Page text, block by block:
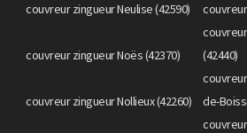
couvreur zingueur Neulise (42590)
couvreur zingueur Noës (42370)
(42440)
couvreur zingueur Nollieux (42260)
de-